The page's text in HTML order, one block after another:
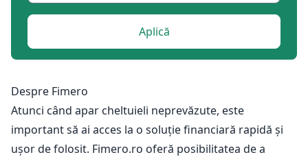
Aplică
Despre Fimero
Atunci când apar cheltuieli neprevăzute, este
important să ai acces la o soluție financiară rapidă și
ușor de folosit. Fimero.ro oferă posibilitatea de a